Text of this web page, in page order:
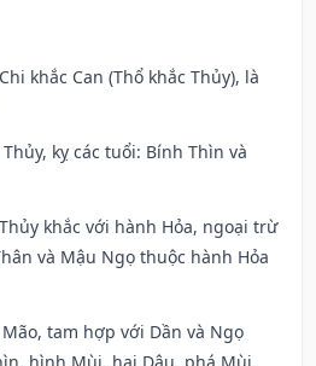
khắc Can (Thổ khắc Thủy), là
kỵ các tuổi: Bính Thìn và
khắc với hành Hỏa, ngoại trừ
và Mậu Ngọ thuộc hành Hỏa
tam hợp với Dần và Ngọ